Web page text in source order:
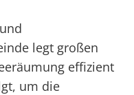
legt großen
effizient
um die